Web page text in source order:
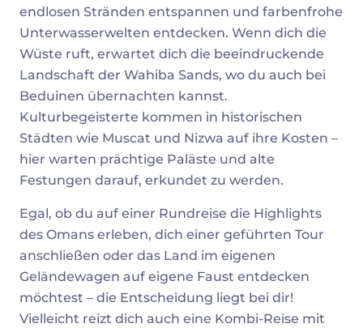
endlosen Stränden entspannen und farbenfrohe
Unterwasserwelten entdecken. Wenn dich die
Wüste ruft, erwartet dich die beeindruckende
Landschaft der Wahiba Sands, wo du auch bei
Beduinen übernachten kannst.
Kulturbegeisterte kommen in historischen
Städten wie Muscat und Nizwa auf ihre Kosten –
hier warten prächtige Paläste und alte
Festungen darauf, erkundet zu werden.
Egal, ob du auf einer Rundreise die Highlights
des Omans erleben, dich einer geführten Tour
anschließen oder das Land im eigenen
Geländewagen auf eigene Faust entdecken
möchtest – die Entscheidung liegt bei dir!
Vielleicht reizt dich auch eine Kombi-Reise mit